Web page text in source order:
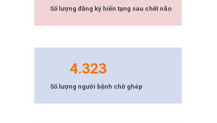
Số lượng đăng ký hiến tạng sau chết não
4.323
Số lượng người bệnh chờ ghép